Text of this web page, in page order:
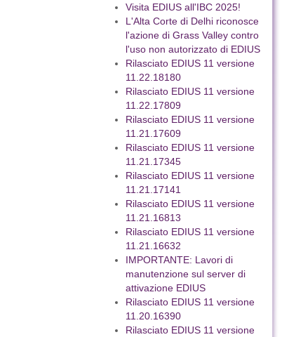
Visita EDIUS all'IBC 2025!
L'Alta Corte di Delhi riconosce
l'azione di Grass Valley contro
l'uso non autorizzato di EDIUS
Rilasciato EDIUS 11 versione
11.22.18180
Rilasciato EDIUS 11 versione
11.22.17809
Rilasciato EDIUS 11 versione
11.21.17609
Rilasciato EDIUS 11 versione
11.21.17345
Rilasciato EDIUS 11 versione
11.21.17141
Rilasciato EDIUS 11 versione
11.21.16813
Rilasciato EDIUS 11 versione
11.21.16632
IMPORTANTE: Lavori di
manutenzione sul server di
attivazione EDIUS
Rilasciato EDIUS 11 versione
11.20.16390
Rilasciato EDIUS 11 versione